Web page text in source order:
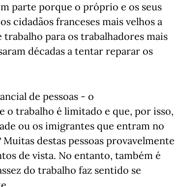
parte porque o próprio e os seus
cidadãos franceses mais velhos a
para os trabalhadores mais
décadas a tentar reparar os
de pessoas - o
o trabalho é limitado e que, por isso,
ou os imigrantes que entram no
destas pessoas provavelmente
de vista. No entanto, também é
do trabalho faz sentido se